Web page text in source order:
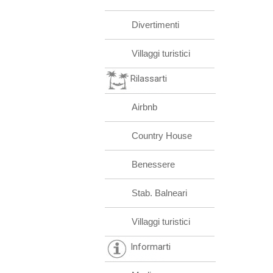
Divertimenti
Villaggi turistici
Rilassarti
Airbnb
Country House
Benessere
Stab. Balneari
Villaggi turistici
Informarti